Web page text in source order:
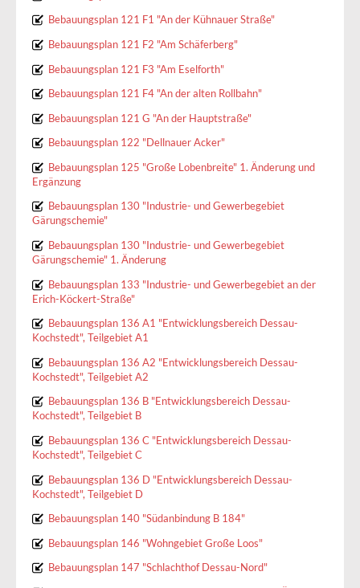
Bebauungsplan 121 F1 "An der Kühnauer Straße"
Bebauungsplan 121 F2 "Am Schäferberg"
Bebauungsplan 121 F3 "Am Eselforth"
Bebauungsplan 121 F4 "An der alten Rollbahn"
Bebauungsplan 121 G "An der Hauptstraße"
Bebauungsplan 122 "Dellnauer Acker"
Bebauungsplan 125 "Große Lobenbreite" 1. Änderung und
Ergänzung
Bebauungsplan 130 "Industrie- und Gewerbegebiet
Gärungschemie"
Bebauungsplan 130 "Industrie- und Gewerbegebiet
Gärungschemie" 1. Änderung
Bebauungsplan 133 "Industrie- und Gewerbegebiet an der
Erich-Köckert-Straße"
Bebauungsplan 136 A1 "Entwicklungsbereich Dessau-
Kochstedt", Teilgebiet A1
Bebauungsplan 136 A2 "Entwicklungsbereich Dessau-
Kochstedt", Teilgebiet A2
Bebauungsplan 136 B "Entwicklungsbereich Dessau-
Kochstedt", Teilgebiet B
Bebauungsplan 136 C "Entwicklungsbereich Dessau-
Kochstedt", Teilgebiet C
Bebauungsplan 136 D "Entwicklungsbereich Dessau-
Kochstedt", Teilgebiet D
Bebauungsplan 140 "Südanbindung B 184"
Bebauungsplan 146 "Wohngebiet Große Loos"
Bebauungsplan 147 "Schlachthof Dessau-Nord"